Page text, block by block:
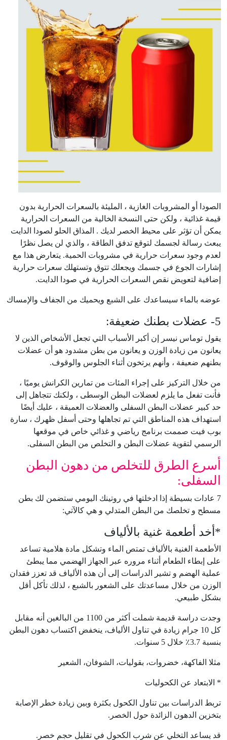
الصودا أو المشروبات الغازية ، المليئة بالسعرات الحرارية بدون
قيمة غذائية ، ولكن حتى النسخة الخالية من السعرات الحرارية
يمكن أن تؤثر على محيط الخصر لديك . المذاق الحلو لصودا الدايت
يبعث رسالة لجسمك لتوقع تدفق الطاقة ، والذي لن يصل نظرًا
لعدم وجود سعرات حرارية في مشروبات الحمية. يتعارض هذا مع
إشارات الجوع في جسمك ويجعلك تتوق وتستهلك سعرات حرارية
إضافية لتعويض نقص السعرات الحرارية في صودا الدايت.
عوضه بالماء سيساعدك على الشبع ويحميك من الجفاف والإمساك
5- عضلات بطنك ضعيفة:
يقول توماس نيسر إن أكبر الأسباب التي تجعل الأشخاص الذين لا
يعانون من زيادة الوزن و يعانون من بطن مشدود هو أن عضلات
بطنهم ضعيفة ، وأنهم يرتخون أثناء الجلوس والوقوف.
من خلال التركيز على إجراء المئات من تمارين الكرانش يوميًا ،
فأنت تفعل ما يلزم لعضلات البطن الوسطى ، ولكنك تتجاهل إلى
حد كبير عضلات البطن السفلى والعضلات العميقة ، عليك أيضًا
استهداف هذه المناطق التي تم تجاهلها وحتى أسفل ظهرك ، سارة
بوب فيت صممت برنامج رياضي و غذائي خاص في موقعها
الرسمي لتقوية عضلات البطن و التخلص من البطن السفلى.
أسرع الطرق للتخلص من دهون البطن
السفلى:
7 عادات بسيطة إذا ادخلتها في روتينك اليومي ستضمن لك بطن
مسطح و تخلصك من البطن المتدلي و هي كالآتي:
*أخد أطعمة غنية بالألياف
الأطعمة الغنية بالألياف تمتص الماء وتشكل مادة هلامية تساعد
على إبطاء الطعام أثناء مروره عبر الجهاز الهضمي مما يبطئ
عملية الهضم و تشير الدراسات إلى أن هذه الألياف قد تعزز فقدان
الوزن من خلال مساعدتك على الشعور بالشبع ، لذلك تأكل أقل
بشكل طبيعي.
وجدت دراسة قديمة شملت أكثر من 1100 من البالغين أنه مقابل
كل 10 جرام زيادة في تناول الألياف، ينخفض اكتساب دهون البطن
بنسبة 3.7٪ خلال 5 سنوات.
مثلا الفاكهة، خضروات، بقوليات، الشوفان، الشعير
* الابتعاد عن الكحوليات
تربط الدراسات بين تناول الكحول بكثرة وبين زيادة خطر الإصابة
بتخزين الدهون الزائدة حول الخصر.
قد يساعد التخلي عن شرب الكحول في تقليل حجم خصر.